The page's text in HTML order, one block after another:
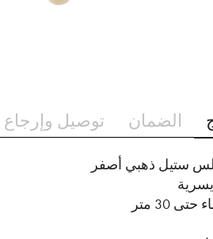
ستيل ذهبي أصفر
30 متر
الضمان توصيل